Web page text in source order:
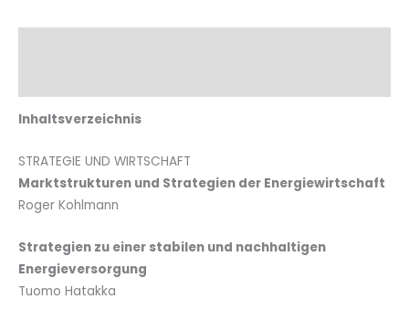
Inhaltsverzeichnis
STRATEGIE UND WIRTSCHAFT
Marktstrukturen und Strategien der Energiewirtschaft
Roger Kohlmann
Strategien zu einer stabilen und nachhaltigen
Energieversorgung
Tuomo Hatakka